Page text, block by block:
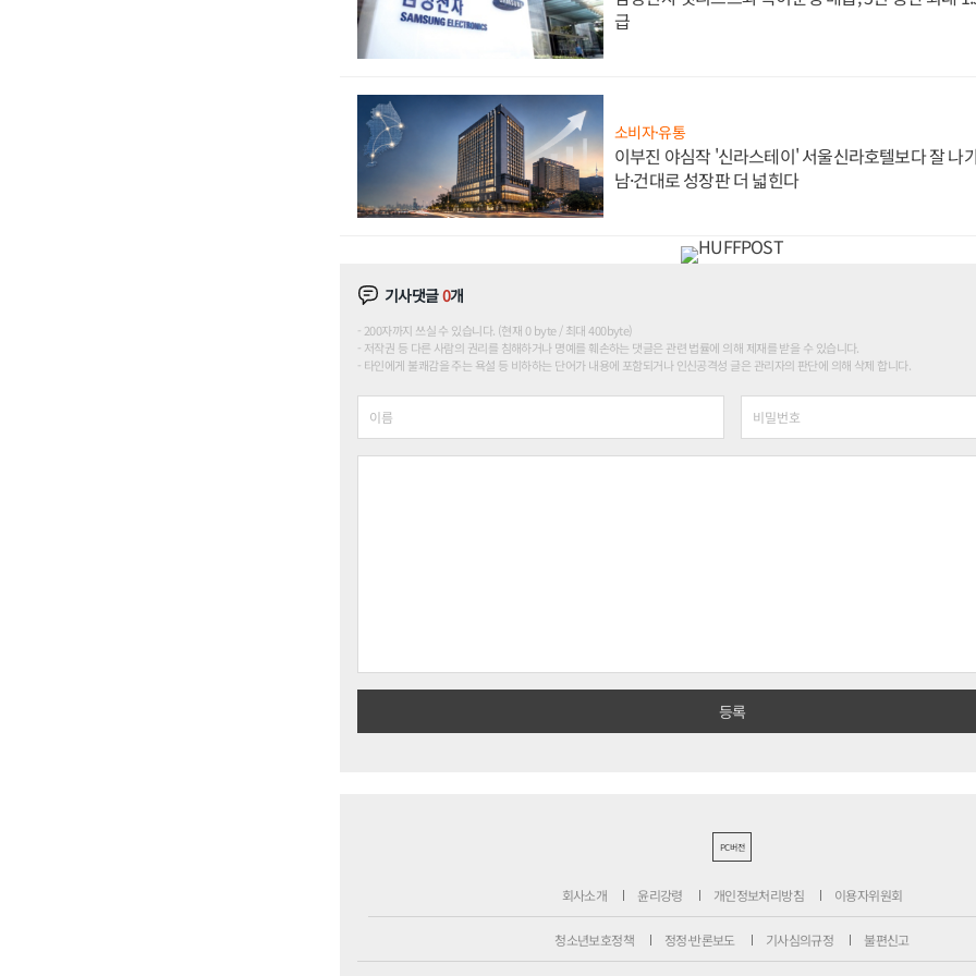
급
소비자·유통
이부진 야심작 '신라스테이' 서울신라호텔보다 잘 나
남·건대로 성장판 더 넓힌다
기사댓글0개
200자까지 쓰실 수 있습니다. (현재 0 byte / 최대 400byte)
저작권 등 다른 사람의 권리를 침해하거나 명예를 훼손하는 댓글은 관련 법률에 의해 제재를 받을 수 있습니다.
타인에게 불쾌감을 주는 욕설 등 비하하는 단어가 내용에 포함되거나 인신공격성 글은 관리자의 판단에 의해 삭제 합니다.
PC버전
회사소개 윤리강령 개인정보처리방침 이용자위원회
청소년보호정책 정정·반론보도 기사심의규정 불편신고